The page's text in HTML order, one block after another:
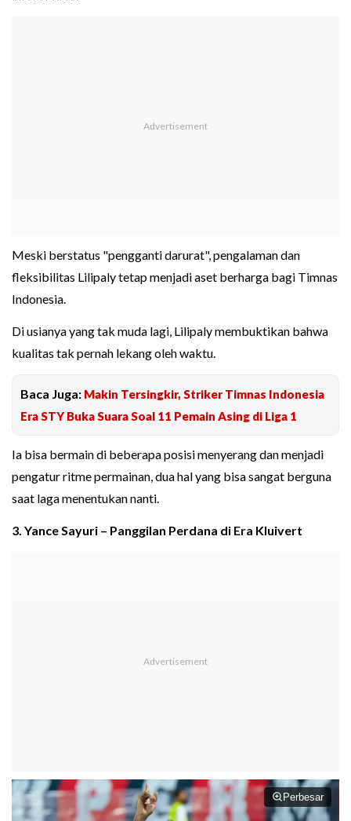
Meski berstatus "pengganti darurat", pengalaman dan
fleksibilitas Lilipaly tetap menjadi aset berharga bagi Timnas
Indonesia.
Di usianya yang tak muda lagi, Lilipaly membuktikan bahwa
kualitas tak pernah lekang oleh waktu.
Baca Juga: Makin Tersingkir, Striker Timnas Indonesia
Era STY Buka Suara Soal 11 Pemain Asing di Liga 1
Ia bisa bermain di beberapa posisi menyerang dan menjadi
pengatur ritme permainan, dua hal yang bisa sangat berguna
saat laga menentukan nanti.
3. Yance Sayuri – Panggilan Perdana di Era Kluivert
Perbesar